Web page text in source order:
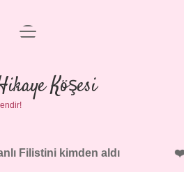
Anasayfa
Politikası
Uyarı
menüyü
Köşesi
Filistini kimden aldı